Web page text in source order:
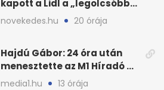
kapott a Lidl a „legolcsóbb”
állítás miatt
novekedes.hu 20 órája
Hajdú Gábor: 24 óra után
menesztette az M1 Híradó a
főszerkesztőt
media1.hu 13 órája